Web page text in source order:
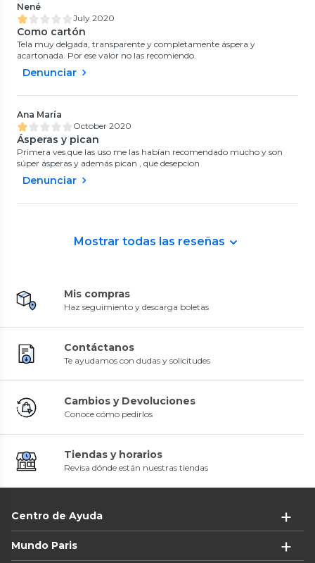
Nené
July 2020
Como cartón
Tela muy delgada, transparente y completamente áspera y
acartonada. Por ese valor no las recomiendo.
Denunciar
Ana María
October 2020
Ásperas y pican
Primera ves que las uso me las habían recomendado mucho y son
súper ásperas y además pican , que desepcion
Denunciar
Mostrar todas las reseñas
Mis compras
Haz seguimiento y descarga boletas
Contáctanos
Te ayudamos con dudas y solicitudes
Cambios y Devoluciones
Conoce cómo pedirlos
Tiendas y horarios
Revisa dónde están nuestras tiendas
Centro de Ayuda
Mundo Paris